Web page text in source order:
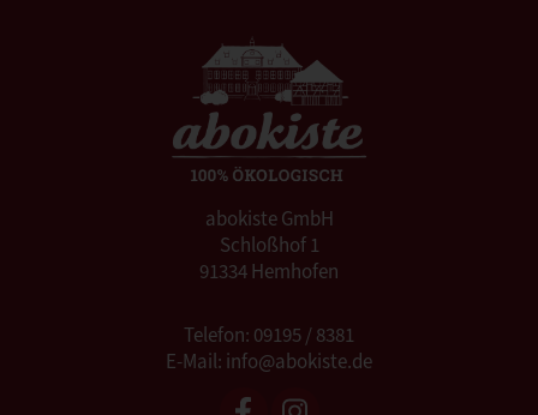
abokiste GmbH
Schloßhof 1
91334 Hemhofen
Telefon: 09195 / 8381
E-Mail: info@abokiste.de